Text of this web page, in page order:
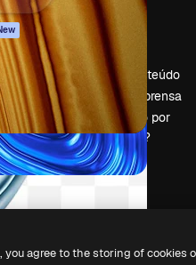
cookies
Blog
Eventos
Slidesgo
Vender conteúdo
Sala de imprensa
Procurando por
magnific.ai?
you agree to the storing of cookies